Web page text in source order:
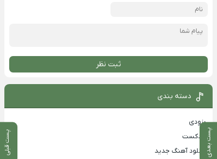
پست بعدی پست قبلی
ثبت نظر
دسته بندی
بزودی
پادکست
دانلود آهنگ جدید